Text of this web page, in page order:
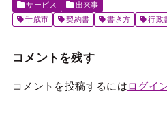
サービス
出来事
千歳市
契約書 書き方 行政
コメントを残す
コメントを投稿するにはログイ